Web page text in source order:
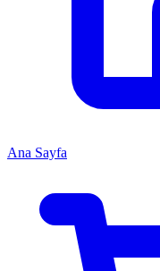
Ana Sayfa